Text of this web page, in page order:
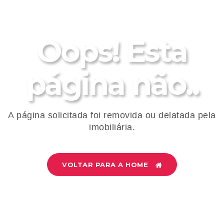
Oops! Esta
página não..
A página solicitada foi removida ou delatada pela
imobiliária.
VOLTAR PARA A HOME